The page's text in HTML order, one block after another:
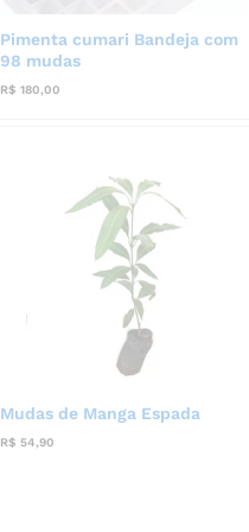
Pimenta cumari Bandeja com
98 mudas
R$ 180,00
Mudas de Manga Espada
R$ 54,90